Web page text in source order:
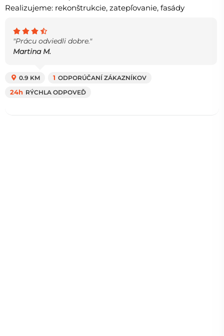
Realizujeme: rekonštrukcie, zatepľovanie, fasády
"Prácu odviedli dobre."
Martina M.
0.9 KM 1 ODPORÚČANÍ ZÁKAZNÍKOV
24h RÝCHLA ODPOVEĎ